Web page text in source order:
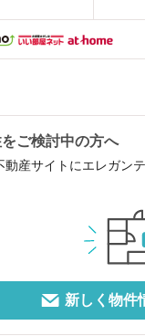
ご検討中の方へ
産サイトにエレガン
新しく物件